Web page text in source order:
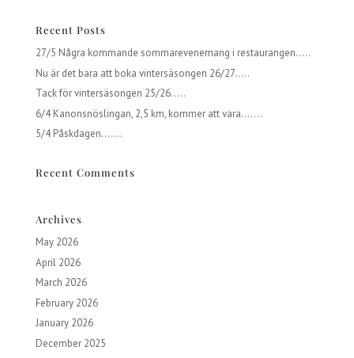
Recent Posts
27/5 Några kommande sommarevenemang i restaurangen…..
Nu är det bara att boka vintersäsongen 26/27…..
Tack för vintersäsongen 25/26…..
6/4 Kanonsnöslingan, 2,5 km, kommer att vara…….
5/4 Påskdagen…….
Recent Comments
Archives
May 2026
April 2026
March 2026
February 2026
January 2026
December 2025